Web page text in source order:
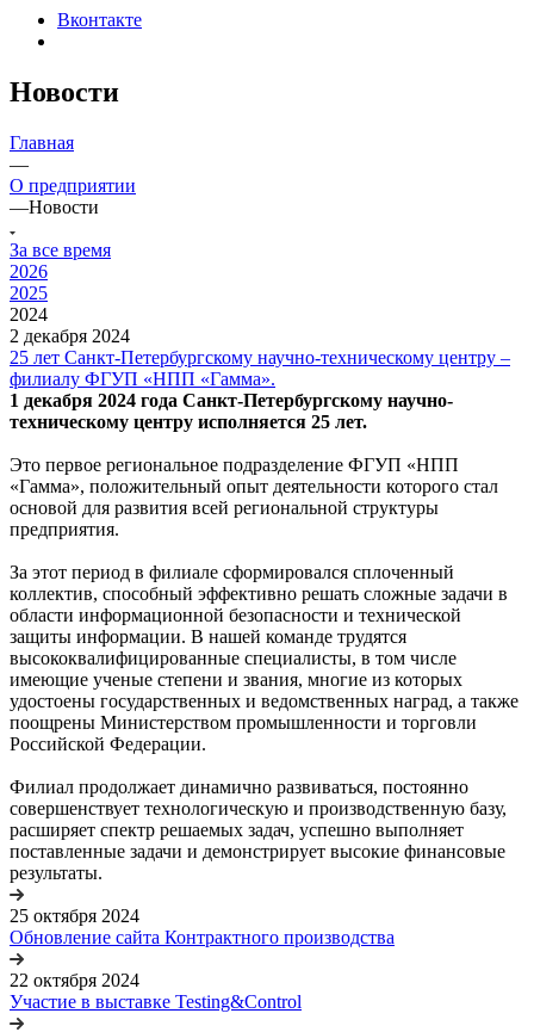
Вконтакте
Новости
Главная
—
О предприятии
—Новости
За все время
2026
2025
2024
2 декабря 2024
25 лет Санкт-Петербургскому научно-техническому центру –
филиалу ФГУП «НПП «Гамма».
1 декабря 2024 года Санкт-Петербургскому научно-
техническому центру исполняется 25 лет.
Это первое региональное подразделение ФГУП «НПП
«Гамма», положительный опыт деятельности которого стал
основой для развития всей региональной структуры
предприятия.
За этот период в филиале сформировался сплоченный
коллектив, способный эффективно решать сложные задачи в
области информационной безопасности и технической
защиты информации. В нашей команде трудятся
высококвалифицированные специалисты, в том числе
имеющие ученые степени и звания, многие из которых
удостоены государственных и ведомственных наград, а также
поощрены Министерством промышленности и торговли
Российской Федерации.
Филиал продолжает динамично развиваться, постоянно
совершенствует технологическую и производственную базу,
расширяет спектр решаемых задач, успешно выполняет
поставленные задачи и демонстрирует высокие финансовые
результаты.
25 октября 2024
Обновление сайта Контрактного производства
22 октября 2024
Участие в выставке Testing&Control